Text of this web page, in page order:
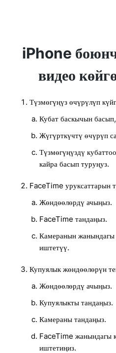
iPhone
видео
Түзмөгүңүз өчүрүлүп
Кубат баскычын
Жүгүрткүчтү өчүрүп
Түзмөгүңүздү
кайра басып туруңуз.
FaceTime уруксаттарын
Жөндөөлөрдү ачыңыз.
FaceTime тандаңыз.
Камеранын
иштетүү.
Купуялык жөндөөлөрүн
Жөндөөлөрдү ачыңыз.
Купуялыкты тандаңыз.
Камераны тандаңыз.
FaceTime жанындагы
иштетиңиз.